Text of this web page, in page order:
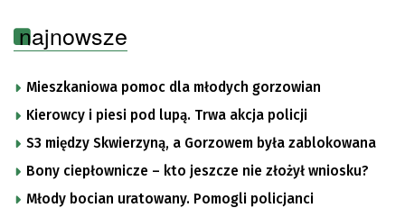
najnowsze
Mieszkaniowa pomoc dla młodych gorzowian
Kierowcy i piesi pod lupą. Trwa akcja policji
S3 między Skwierzyną, a Gorzowem była zablokowana
Bony ciepłownicze – kto jeszcze nie złożył wniosku?
Młody bocian uratowany. Pomogli policjanci